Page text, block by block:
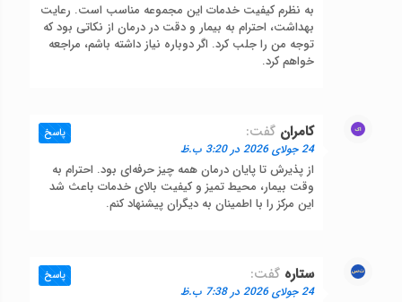
به نظرم کیفیت خدمات این مجموعه مناسب است. رعایت
بهداشت، احترام به بیمار و دقت در درمان از نکاتی بود که
توجه من را جلب کرد. اگر دوباره نیاز داشته باشم، مراجعه
خواهم کرد.
کامران گفت:
24 جولای 2026 در 3:20 ب.ظ
از پذیرش تا پایان درمان همه چیز حرفه‌ای بود. احترام به
وقت بیمار، محیط تمیز و کیفیت بالای خدمات باعث شد
این مرکز را با اطمینان به دیگران پیشنهاد کنم.
پاسخ
ستاره گفت:
24 جولای 2026 در 7:38 ب.ظ
پاسخ